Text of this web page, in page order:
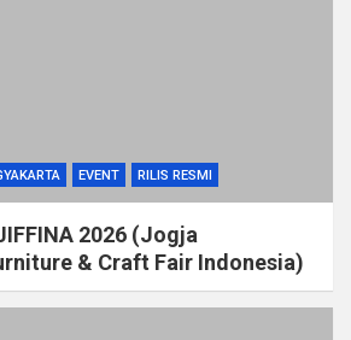
EVENT RILIS RESMI
2026 (Jogja
& Craft Fair Indonesia)